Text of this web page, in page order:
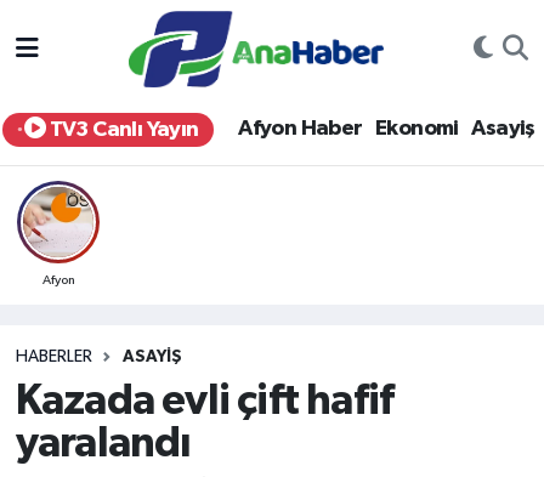
TV3 Canlı Yayın Afyon Haber Ekonomi Asayiş
Afyon
HABERLER ASAYIŞ
Kazada evli çift hafif
yaralandı
Yurt Haber
Afyon Haber
Ekonomi
Siyaset
Eğitim
Sağlık
Afyonkarahisar Nöbetçi Eczaneler
Afyonkarahisar Hava Durumu
Afyonkarahisar Namaz Vakitleri
Afyonkarahisar Trafik Yoğunluk Haritası
Tüm Manşetler
Son Dakika Haberleri